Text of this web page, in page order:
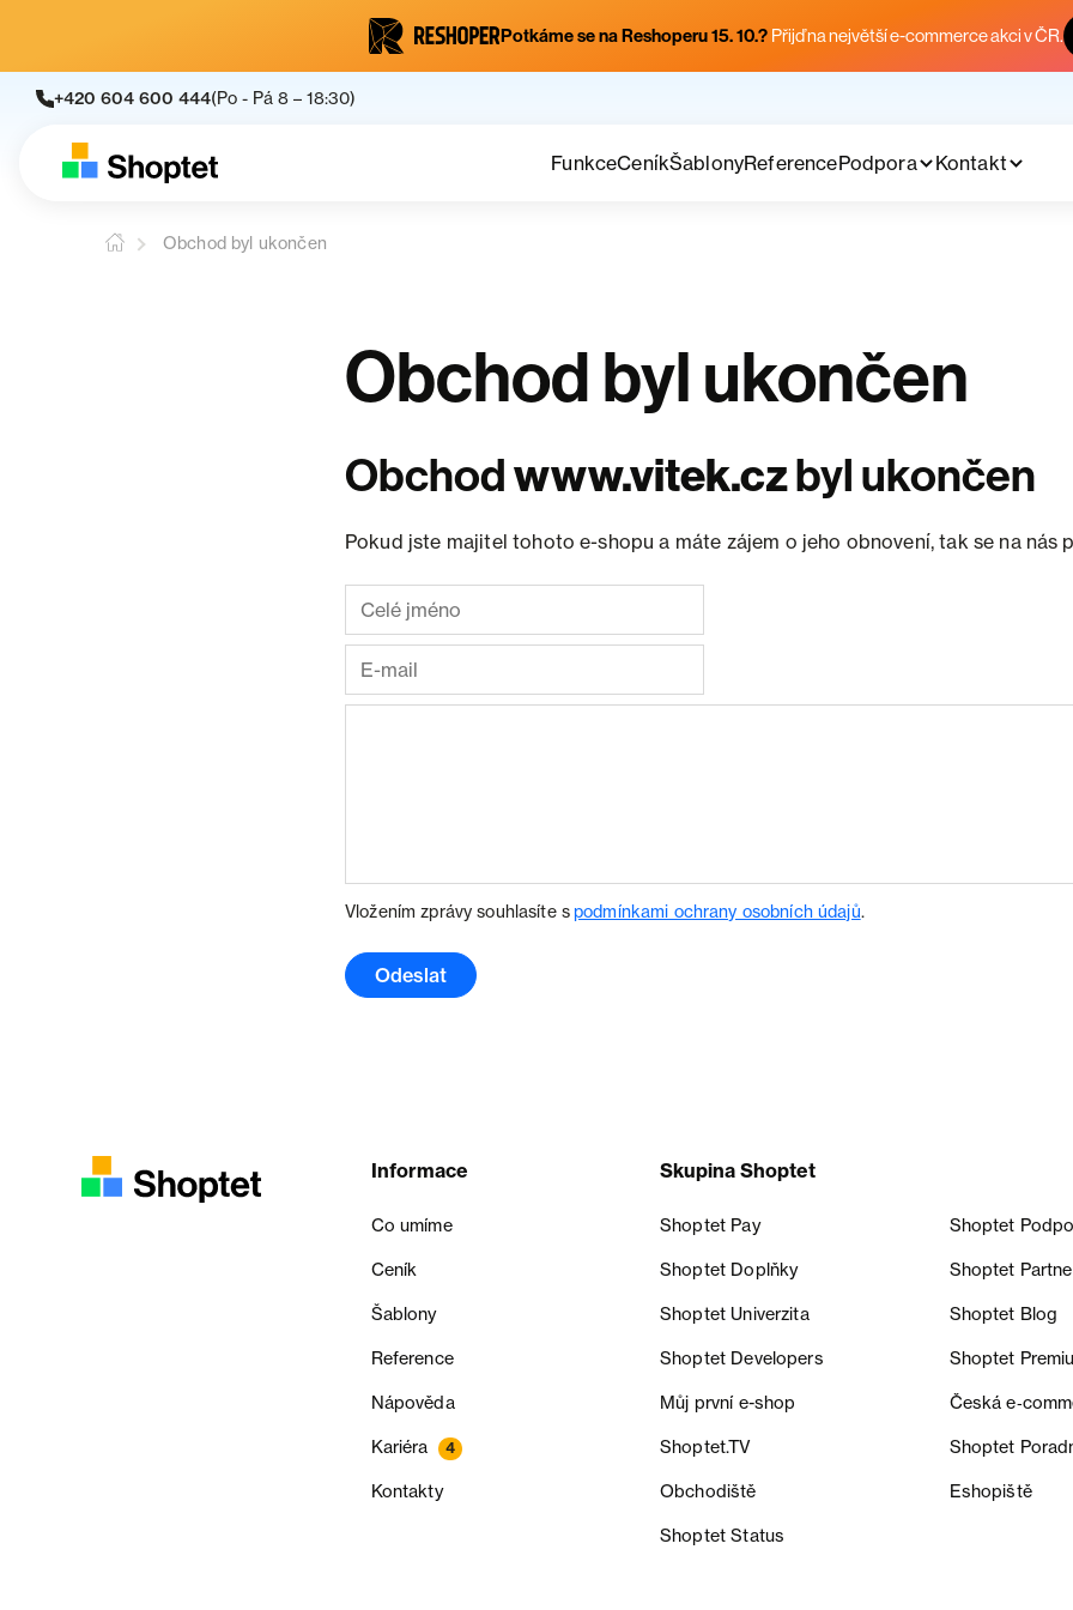
Potkáme se na Reshoperu 15. 10.? Přijď na největší e-commerce akci v ČR.
+420 604 600 444(Po - Pá 8 – 18:30)
FunkceCeníkŠablonyReferencePodpora Kontakt
Obchod byl ukončen
Obchod byl ukončen
Obchodwww.vitek.czbyl ukončen
Pokud jste majitel tohoto e-shopu a máte zájem o jeho obnovení, tak se na nás
Vložením zprávy souhlasíte spodmínkami ochrany osobních údajů.
Odeslat
Informace
Co umíme
Ceník
Šablony
Reference
Nápověda
Kariéra 4
Kontakty
Skupina Shoptet
Shoptet Pay Shoptet
Shoptet Doplňky Shoptet
Shoptet Univerzita Shoptet Blog
Shoptet Developers Shoptet
Můj první e-shop Česká
Shoptet.TV Shoptet
Obchodiště Eshopiště
Shoptet Status